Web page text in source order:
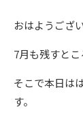
おはようござ
7月も残すと
そこで本日は
す。